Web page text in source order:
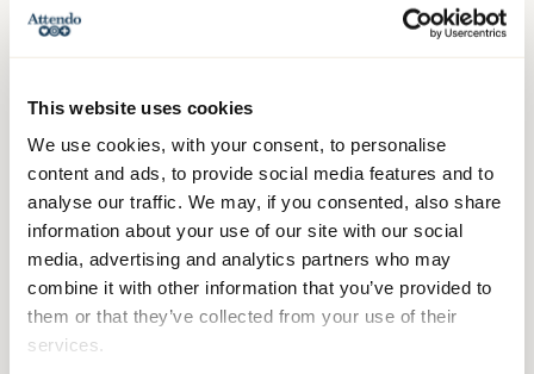
This website uses cookies
We use cookies, with your consent, to personalise
content and ads, to provide social media features and to
analyse our traffic. We may, if you consented, also share
information about your use of our site with our social
media, advertising and analytics partners who may
combine it with other information that you’ve provided to
them or that they’ve collected from your use of their
services.
under en period. Då konstaterades också att
det skulle behövas viss hemtjänst efter
– Jag såg i en tidning att Attendo hemtjänst
skulle etablera sig i Göteborg. Jag tog kontakt
och då kom Frida och Marie och hälsade på.
Jag visste inte ett dugg om företaget men när
tjejerna dök upp fick jag ett väldigt bra första
intryck. Vi hade en god dialog och det var
överhuvudtaget en bra känsla. Och så har det